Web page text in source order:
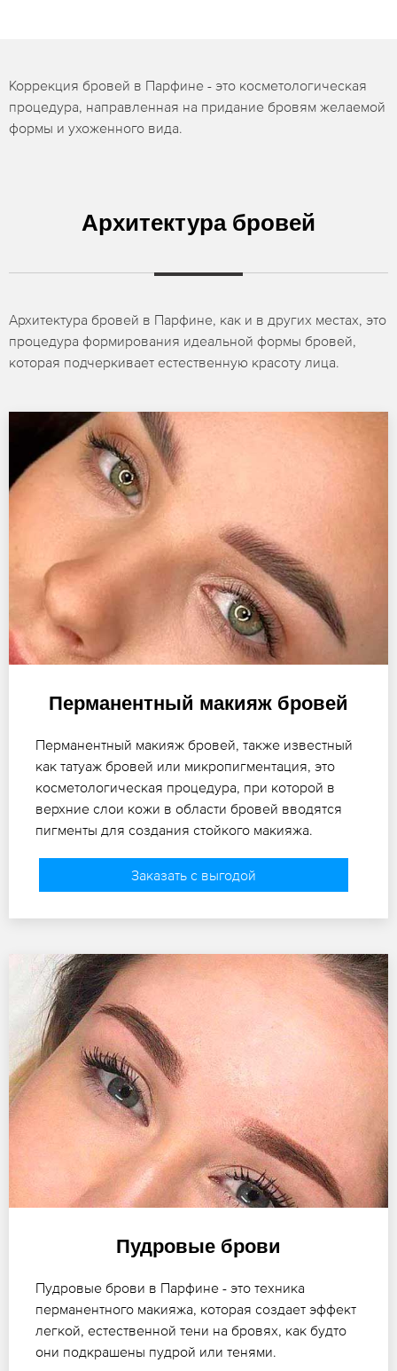
Коррекция бровей в Парфине - это косметологическая
процедура, направленная на придание бровям желаемой
формы и ухоженного вида.
Архитектура бровей
Архитектура бровей в Парфине, как и в других местах, это
процедура формирования идеальной формы бровей,
которая подчеркивает естественную красоту лица.
Перманентный макияж бровей
Перманентный макияж бровей, также известный
как татуаж бровей или микропигментация, это
косметологическая процедура, при которой в
верхние слои кожи в области бровей вводятся
пигменты для создания стойкого макияжа.
Заказать с выгодой
Пудровые брови
Пудровые брови в Парфине - это техника
перманентного макияжа, которая создает эффект
легкой, естественной тени на бровях, как будто
они подкрашены пудрой или тенями.